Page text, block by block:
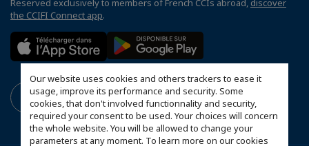
Our website uses cookies and others trackers to ease it
usage, improve its performance and security. Some
cookies, that don't involved functionnality and security,
required your consent to be used. Your choices will concern
the whole website. You will be allowed to change your
parameters at any moment. To learn more on our cookies
Reserved exclusively to members of French CCIs abroad, discover
the CCIFI Connect app.